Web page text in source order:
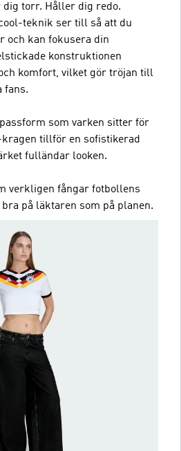
torr. Håller dig redo.
teknik ser till så att du
och kan fokusera din
konstruktionen
komfort, vilket gör tröjan till
fans.
som varken sitter för
tillför en sofistikerad
fulländar looken.
verkligen fångar fotbollens
på läktaren som på planen.